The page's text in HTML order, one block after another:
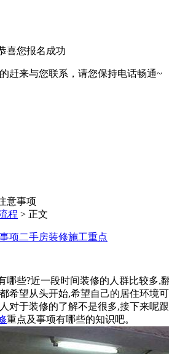
喜您报名成功
赶来与您联系，请您保持电话畅通~
意事项
程 > 正文
项二手房装修施工重点
哪些?近一段时间装修的人群比较多,
希望从头开始,希望自己的居住环境
对于装修的了解不是很多,接下来呢
重点及事项有哪些的知识吧。